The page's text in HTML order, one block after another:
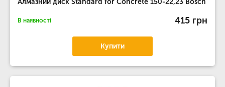
Алмазний диск Standard for Concrete 150-22,23 Bosch
В наявності 415 грн
Купити